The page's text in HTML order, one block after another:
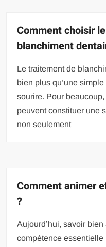
Comment choisir
blanchiment
Le traitement de
bien plus qu’une
sourire. Pour
peuvent constituer une
non seulement
Comment animer
?
Aujourd’hui, savoir
compétence